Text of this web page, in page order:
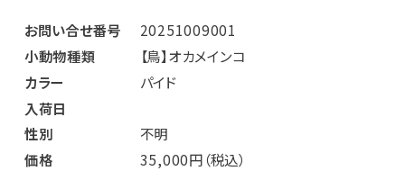
お問い合せ番号
20251009001
小動物種類
【鳥】オカメインコ
カラー
パイド
入荷日
性別
不明
価格
35,000円（税込）